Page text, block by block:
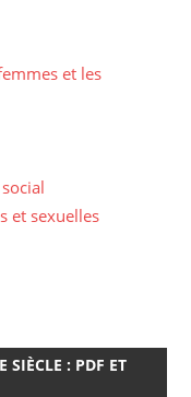
et les
et sexuelles
SIÈCLE : PDF ET